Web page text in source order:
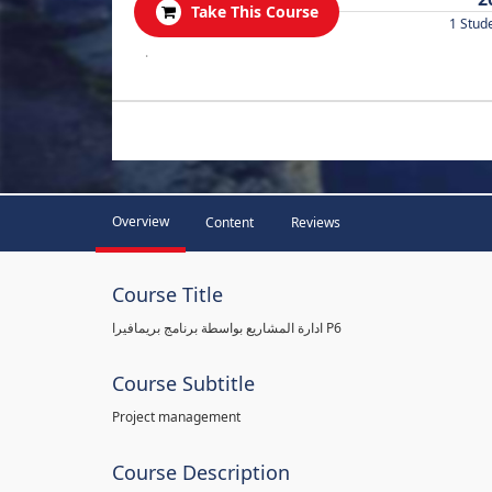
Take This Course
1
.
Overview Content Reviews
Course Title
ادارة المشاريع بواسطة برنامج بريمافيرا P6
Course Subtitle
Project management
Course Description